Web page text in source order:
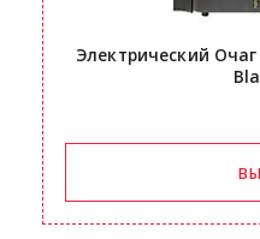
Электрический